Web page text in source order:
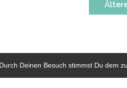
Deinen Besuch stimmst Du dem zu.